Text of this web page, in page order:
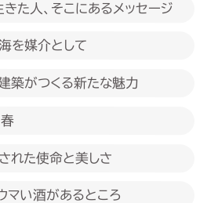
た人、そこにあるメッセージ
を媒介として
築がつくる新たな魅力
れた使命と美しさ
い酒があるところ